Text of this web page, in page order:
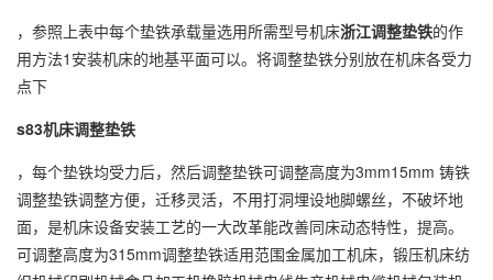
，参照上表中每个垫铁承载量选用所需型号机床浙江调整垫铁的作
用方法1安装机床的地基平面可以。将调整垫铁分别放在机床各受力
点下
s83机床调整垫铁
，每个垫铁均受力后，然后调整垫铁可调整高度为3mm15mm 铸铁
调整垫铁调整方便，迁移灵活，不用打洞埋设地脚螺丝，不破坏地
面，是机床设备安装工艺的一大改革能改善同床动态特性，提高。
可调整高度为315mm调整垫铁适用范围金属加工机床，锻压机床纺